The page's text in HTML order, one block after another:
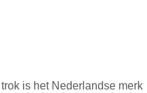
is het Nederlandse merk